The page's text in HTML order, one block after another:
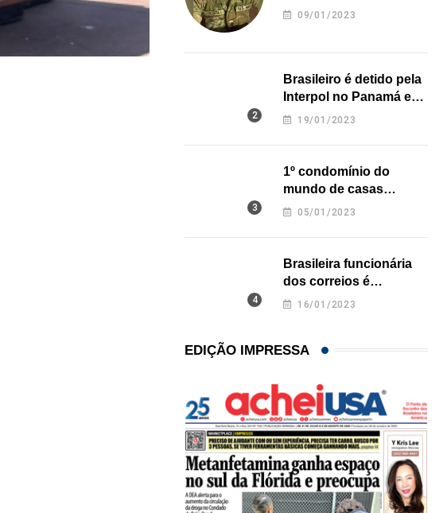
Universal Orlando lança ingresso ilimitado para
10/07/2026
revela onde deixou o
09/01/2023
Brasileiro é detido pela
Interpol no Panamá e
pode pegar prisão
19/01/2023
1º condomínio do
mundo de casas
impressas em 3D é
05/01/2023
Brasileira funcionária
dos correios é
assassinada a facadas
16/01/2023
EDIÇÃO IMPRESSA